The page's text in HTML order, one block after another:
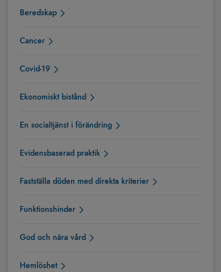
Beredskap
Cancer
Covid-19
Ekonomiskt bistånd
En socialtjänst i förändring
Evidensbaserad praktik
Fastställa döden med direkta kriterier
Funktionshinder
God och nära vård
Hemlöshet